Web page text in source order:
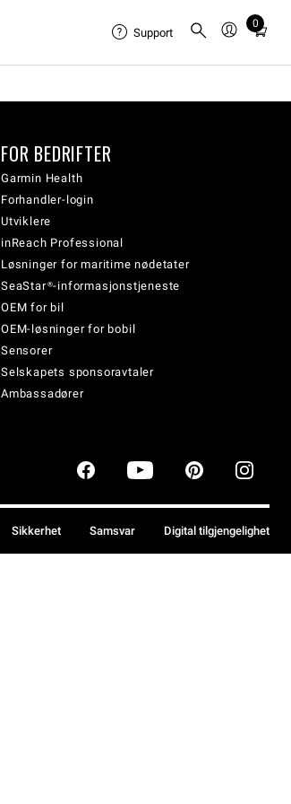
Support
0
Total
cart:
FOR BEDRIFTER
Garmin Health
Forhandler-login
Utviklere
inReach Professional
Løsninger for maritime nødetater
SeaStar®-informasjonstjeneste
OEM for bil
OEM-løsninger for bobil
Sensorer
Selskapets sponsoravtaler
Ambassadører
Sikkerhet Samsvar Digital tilgjengelighet